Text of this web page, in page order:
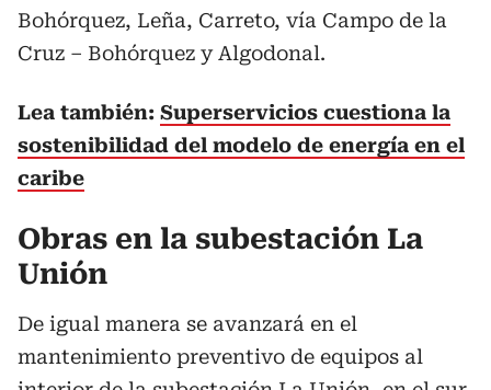
Bohórquez, Leña, Carreto, vía Campo de la
Cruz – Bohórquez y Algodonal.
Lea también: Superservicios cuestiona la
sostenibilidad del modelo de energía en el
caribe
Obras en la subestación La
Unión
De igual manera se avanzará en el
mantenimiento preventivo de equipos al